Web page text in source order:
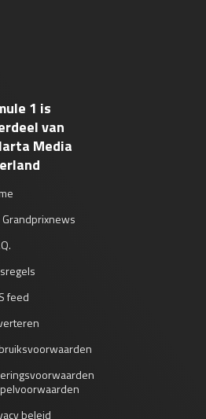
1 is
van
Media
Grandprixnews
feed
beleid